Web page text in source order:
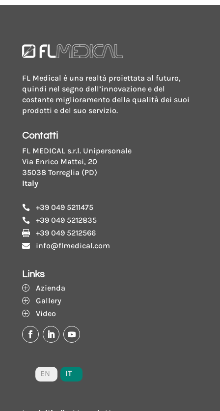
FL Medical è una realtà proiettata al futuro,
quindi nel segno dell’innovazione e del
costante miglioramento della qualità dei suoi
prodotti e del suo servizio.
Contatti
FL MEDICAL s.r.l. Unipersonale
Via Enrico Mattei, 20
35038 Torreglia (PD)
Italy
 +39 049 5211475
 +39 049 5212835
 +39 049 5212566
 info@flmedical.com
Links
P Azienda
P Gallery
P Video
EN IT